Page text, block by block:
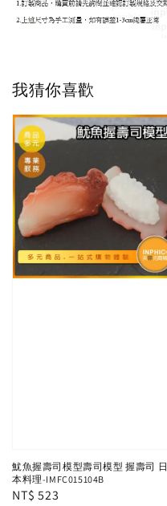
我猜你喜歡
魷魚握壽司模型壽司模型 握壽司 日
本料理-IMFC015104B
Regular
NT$ 523